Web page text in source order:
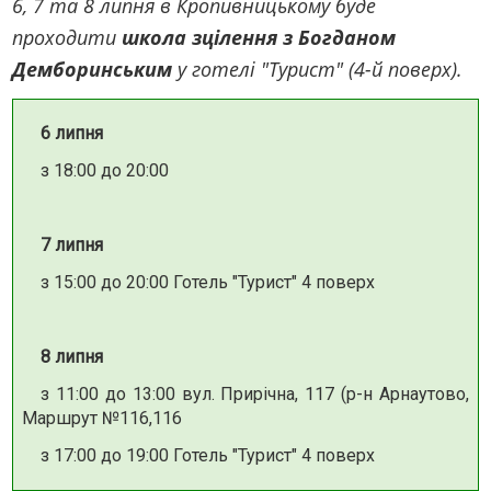
6, 7 та 8 липня в Кропивницькому буде
проходити школа зцілення з Богданом
Демборинським у готелі "Турист" (4-й поверх).
6 липня
з 18:00 до 20:00
7 липня
з 15:00 до 20:00 Готель "Турист" 4 поверх
8 липня
з 11:00 до 13:00 вул. Прирічна, 117 (р-н Арнаутово,
Маршрут №116,116
з 17:00 до 19:00 Готель "Турист" 4 поверх